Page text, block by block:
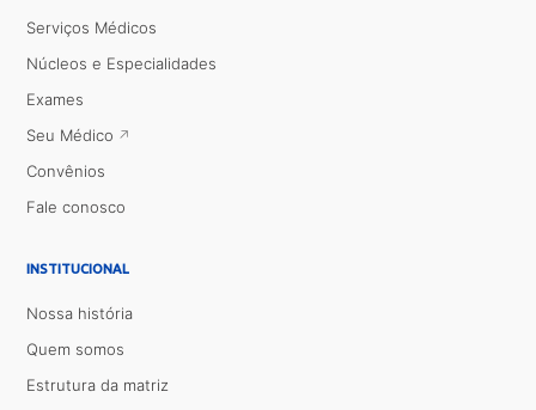
Serviços Médicos
Núcleos e Especialidades
Exames
Seu Médico
Convênios
Fale conosco
INSTITUCIONAL
Nossa história
Quem somos
Estrutura da matriz